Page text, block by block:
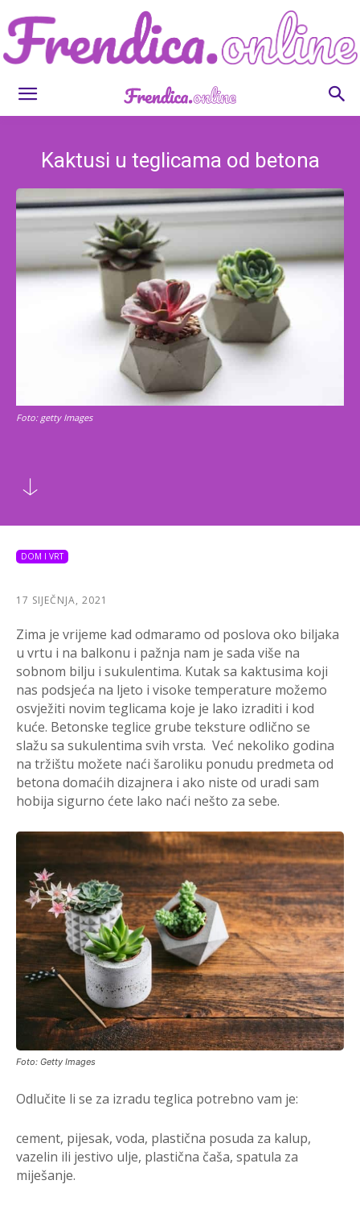
Frendica.online
Kaktusi u teglicama od betona
Foto: getty Images
DOM I VRT
17 SIJEČNJA, 2021
Zima je vrijeme kad odmaramo od poslova oko biljaka
u vrtu i na balkonu i pažnja nam je sada više na
sobnom bilju i sukulentima. Kutak sa kaktusima koji
nas podsjeća na ljeto i visoke temperature možemo
osvježiti novim teglicama koje je lako izraditi i kod
kuće. Betonske teglice grube teksture odlično se
slažu sa sukulentima svih vrsta. Već nekoliko godina
na tržištu možete naći šaroliku ponudu predmeta od
betona domaćih dizajnera i ako niste od uradi sam
hobija sigurno ćete lako naći nešto za sebe.
Foto: Getty Images
Odlučite li se za izradu teglica potrebno vam je:
cement, pijesak, voda, plastična posuda za kalup,
vazelin ili jestivo ulje, plastična čaša, spatula za
miješanje.